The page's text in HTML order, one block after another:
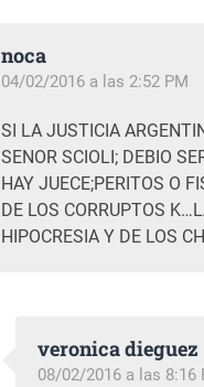
noca
04/02/2016 a las 2:52 PM
SI LA JUSTICIA
SENOR SCIOLI; DEBIO
HAY JUECE;PERITOS O
DE LOS CORRUPTOS
HIPOCRESIA Y DE LOS
veronica dieguez
08/02/2016 a las 8:16